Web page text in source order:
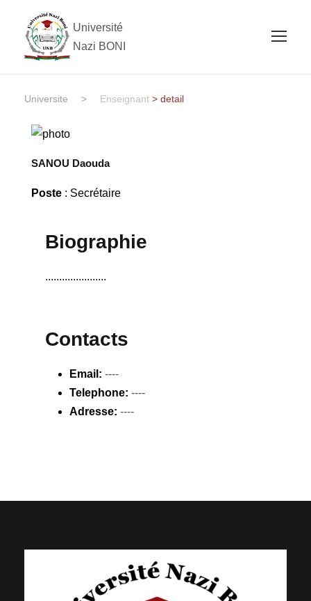
Université
Nazi BONI
Universite > Enseignant > detail
SANOU Daouda
Poste: Secrétaire
Biographie
......................
Contacts
Email: ----
Telephone: ----
Adresse: ----